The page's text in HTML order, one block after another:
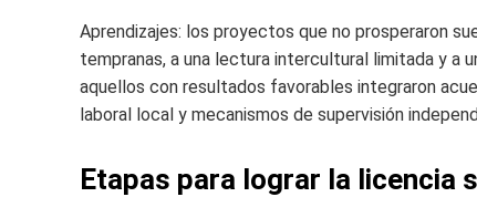
Aprendizajes: los proyectos que no prosperaron
tempranas, a una lectura intercultural limitada y a
aquellos con resultados favorables integraron
laboral local y mecanismos de supervisión
Etapas para lograr la licencia